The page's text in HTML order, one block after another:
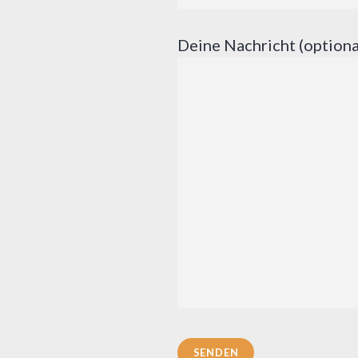
Bitte lasse dieses Feld
Deine Nachricht